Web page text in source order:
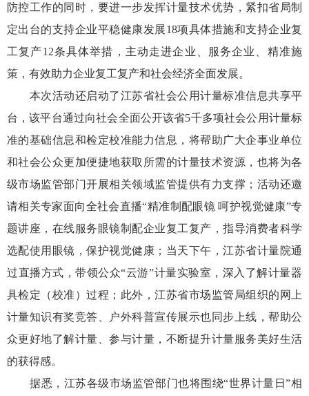
防控工作的同时，要进一步发挥计量技术优势，紧扣省局制
定出台的支持企业平稳健康发展18项具体措施和支持企业复
工复产12条具体举措，主动走进企业、服务企业、精准施
策，有效助力企业复工复产和社会经济全面发展。
本次活动还启动了江苏省社会公用计量标准信息共享平
台，该平台通过向社会全面公开该省5千多项社会公用计量标
准的基础信息和检定校准能力信息，将帮助广大企事业单位
和社会公众更加便捷地获取所需的计量技术资源，也将为各
级市场监管部门开展相关领域监管提供有力支撑；活动还邀
请相关专家面向全社会直播“精准制配眼镜 呵护视觉健康”专
题讲座，在线服务眼镜制配企业复工复产，指导消费者科学
选配使用眼镜，保护视觉健康；当天下午，江苏省计量院通
过直播方式，带领公众“云游”计量实验室，深入了解计量器
具检定（校准）过程；此外，江苏省市场监管局组织的网上
计量知识有奖竞答、户外科普宣传展示也同步上线，帮助公
众更好地了解计量、参与计量，不断提升计量服务美好生活
的获得感。
据悉，江苏各级市场监管部门也将围绕“世界计量日”相